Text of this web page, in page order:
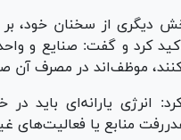
دیگری از سخنان خود،
کرد و گفت: صنایع و
موظف‌اند در مصرف آن
انرژی یارانه‌ای باید
منابع یا فعالیت‌های